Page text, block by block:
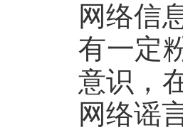
网络信
有一定
意识，
网络谣